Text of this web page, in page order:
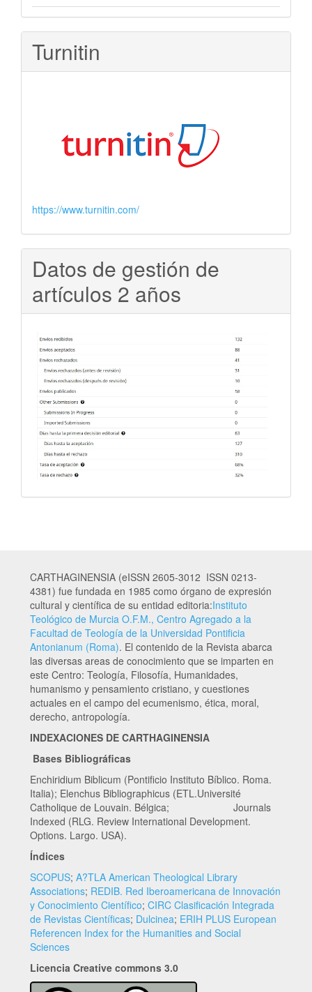
Turnitin
https://www.turnitin.com/
Datos de gestión de
artículos 2 años
CARTHAGINENSIA (eISSN 2605-3012 ISSN 0213-
4381) fue fundada en 1985 como órgano de expresión
cultural y científica de su entidad editoria:Instituto
Teológico de Murcia O.F.M., Centro Agregado a la
Facultad de Teología de la Universidad Pontificia
Antonianum (Roma). El contenido de la Revista abarca
las diversas areas de conocimiento que se imparten en
este Centro: Teología, Filosofía, Humanidades,
humanismo y pensamiento cristiano, y cuestiones
actuales en el campo del ecumenismo, ética, moral,
derecho, antropología.
INDEXACIONES DE CARTHAGINENSIA
Bases Bibliográficas
Enchiridium Biblicum (Pontificio Instituto Bíblico. Roma.
Italia); Elenchus Bibliographicus (ETL.Université
Catholique de Louvain. Bélgica; Journals
Indexed (RLG. Review International Development.
Options. Largo. USA).
Índices
SCOPUS; A?TLA American Theological Library
Associations; REDIB. Red Iberoamericana de Innovación
y Conocimiento Científico; CIRC Clasificación Integrada
de Revistas Científicas; Dulcinea; ERIH PLUS European
Referencen Index for the Humanities and Social
Sciences
Licencia Creative commons 3.0